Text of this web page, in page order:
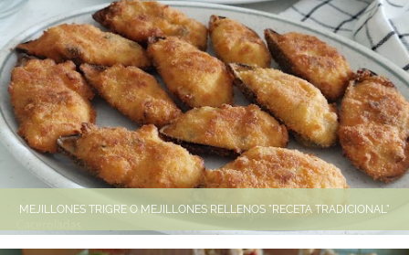
MEJILLONES TRIGRE O MEJILLONES RELLENOS "RECETA TRADICIONAL"